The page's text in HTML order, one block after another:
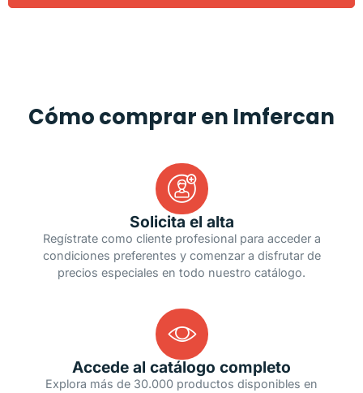
Cómo comprar en Imfercan
Solicita el alta
Regístrate como cliente profesional para acceder a
condiciones preferentes y comenzar a disfrutar de
precios especiales en todo nuestro catálogo.
Accede al catálogo completo
Explora más de 30.000 productos disponibles en